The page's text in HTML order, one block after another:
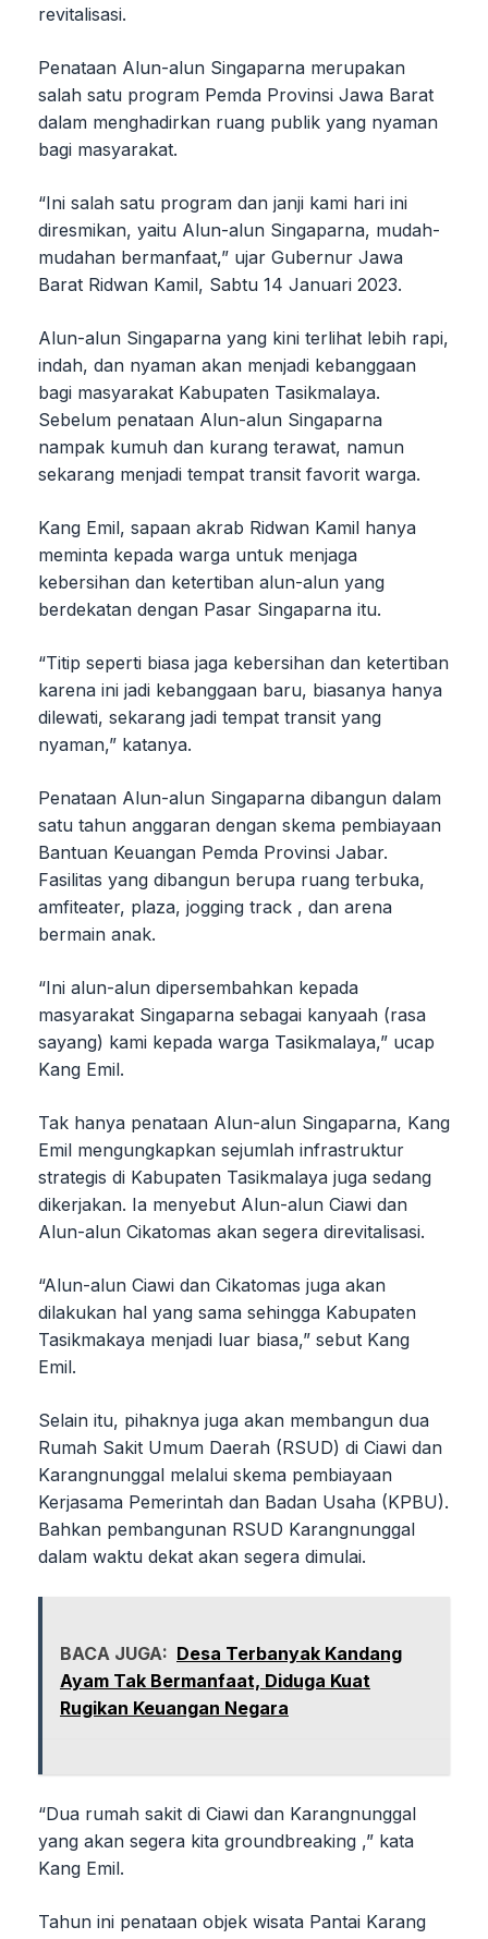
revitalisasi.
Penataan Alun-alun Singaparna merupakan
salah satu program Pemda Provinsi Jawa Barat
dalam menghadirkan ruang publik yang nyaman
bagi masyarakat.
“Ini salah satu program dan janji kami hari ini
diresmikan, yaitu Alun-alun Singaparna, mudah-
mudahan bermanfaat,” ujar Gubernur Jawa
Barat Ridwan Kamil, Sabtu 14 Januari 2023.
Alun-alun Singaparna yang kini terlihat lebih rapi,
indah, dan nyaman akan menjadi kebanggaan
bagi masyarakat Kabupaten Tasikmalaya.
Sebelum penataan Alun-alun Singaparna
nampak kumuh dan kurang terawat, namun
sekarang menjadi tempat transit favorit warga.
Kang Emil, sapaan akrab Ridwan Kamil hanya
meminta kepada warga untuk menjaga
kebersihan dan ketertiban alun-alun yang
berdekatan dengan Pasar Singaparna itu.
“Titip seperti biasa jaga kebersihan dan ketertiban
karena ini jadi kebanggaan baru, biasanya hanya
dilewati, sekarang jadi tempat transit yang
nyaman,” katanya.
Penataan Alun-alun Singaparna dibangun dalam
satu tahun anggaran dengan skema pembiayaan
Bantuan Keuangan Pemda Provinsi Jabar.
Fasilitas yang dibangun berupa ruang terbuka,
amfiteater, plaza, jogging track , dan arena
bermain anak.
“Ini alun-alun dipersembahkan kepada
masyarakat Singaparna sebagai kanyaah (rasa
sayang) kami kepada warga Tasikmalaya,” ucap
Kang Emil.
Tak hanya penataan Alun-alun Singaparna, Kang
Emil mengungkapkan sejumlah infrastruktur
strategis di Kabupaten Tasikmalaya juga sedang
dikerjakan. Ia menyebut Alun-alun Ciawi dan
Alun-alun Cikatomas akan segera direvitalisasi.
“Alun-alun Ciawi dan Cikatomas juga akan
dilakukan hal yang sama sehingga Kabupaten
Tasikmakaya menjadi luar biasa,” sebut Kang
Emil.
Selain itu, pihaknya juga akan membangun dua
Rumah Sakit Umum Daerah (RSUD) di Ciawi dan
Karangnunggal melalui skema pembiayaan
Kerjasama Pemerintah dan Badan Usaha (KPBU).
Bahkan pembangunan RSUD Karangnunggal
dalam waktu dekat akan segera dimulai.
BACA JUGA: Desa Terbanyak Kandang
Ayam Tak Bermanfaat, Diduga Kuat
Rugikan Keuangan Negara
“Dua rumah sakit di Ciawi dan Karangnunggal
yang akan segera kita groundbreaking ,” kata
Kang Emil.
Tahun ini penataan objek wisata Pantai Karang